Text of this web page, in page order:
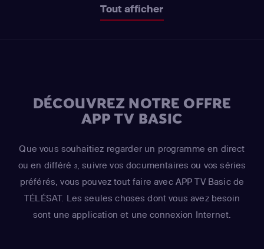
Tout afficher
DÉCOUVREZ NOTRE OFFRE
APP TV BASIC
Que vous souhaitiez regarder un programme en direct
ou en différé 3, suivre vos documentaires ou vos séries
préférés, vous pouvez tout faire avec APP TV Basic de
TÉLÉSAT. Les seules choses dont vous avez besoin
sont une application et une connexion Internet.